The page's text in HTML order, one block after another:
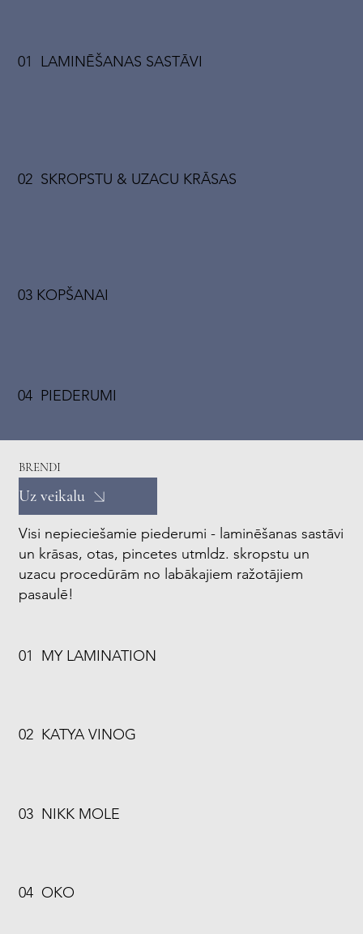
01 LAMINĒŠANAS SASTĀVI
02 SKROPSTU & UZACU KRĀSAS
03 KOPŠANAI
04 PIEDERUMI
Visi nepieciešamie piederumi - laminēšanas sastāvi
un krāsas, otas, pincetes utmldz. skropstu un
uzacu procedūrām no labākajiem ražotājiem
pasaulē!
BRENDI
Uz veikalu
01 MY LAMINATION
02 KATYA VINOG
03 NIKK MOLE
04 OKO